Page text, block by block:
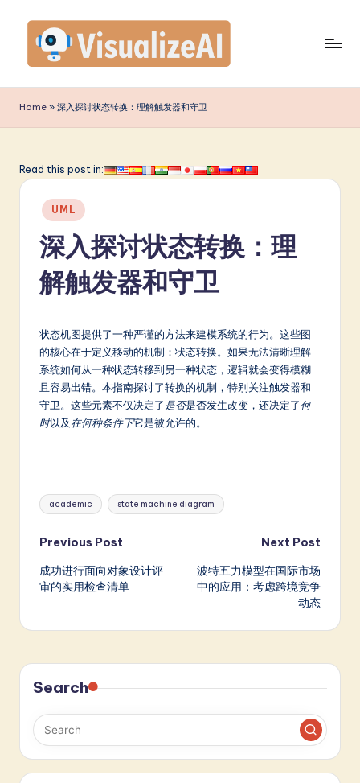
content
is
u
li
A
m
p
d
s
e
-
L
a
t
Home » 深入探讨状态转换：理解触发器和守卫
Read this post in:
Posted
in
UML
深入探讨状态转换：理
解触发器和守卫
状态机图提供了一种严谨的方法来建模系统的行为。这些图
的核心在于定义移动的机制：状态转换。如果无法清晰理解
系统如何从一种状态转移到另一种状态，逻辑就会变得模糊
且容易出错。本指南探讨了转换的机制，特别关注触发器和
守卫。这些元素不仅决定了是否是否发生改变，还决定了何
时以及在何种条件下它是被允许的。
Tags:
academic state machine diagram
Post
navigation
Previous Post
成功进行面向对象设计评
审的实用检查清单
Next Post
波特五力模型在国际市场
中的应用：考虑跨境竞争
动态
Search